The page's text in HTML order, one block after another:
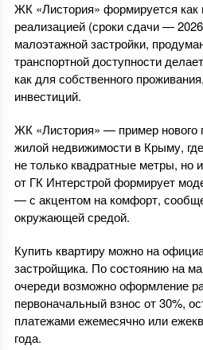
ЖК «Листория» формируется как
реализацией (сроки сдачи —
малоэтажной застройки,
транспортной доступности
как для собственного
инвестиций.
ЖК «Листория» — пример нового
жилой недвижимости в Крыму,
не только квадратные метры, но
от ГК Интерстрой формирует
— с акцентом на комфорт,
окружающей средой.
Купить квартиру можно на
застройщика. По состоянию на
очереди возможно оформление
первоначальный взнос от 30%,
платежами ежемесячно или
года.